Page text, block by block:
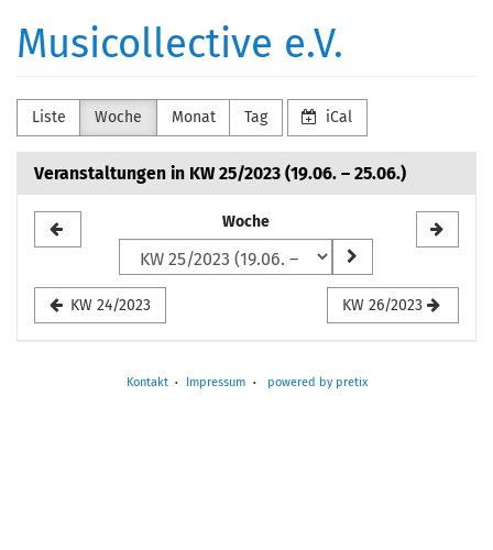
Haupt-
Musicollective e.V.
Liste Woche Monat Tag iCal
Veranstaltungen in KW 25/2023 (19.06. – 25.06.)
zur
Anzeige
auswählen
Woche
KW 24/2023 KW 26/2023
Kontakt Impressum powered by pretix